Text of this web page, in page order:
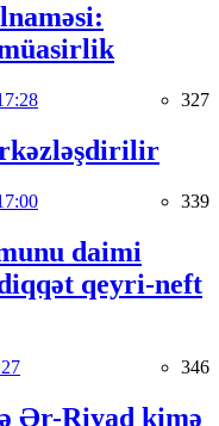
327
339
daimi
qeyri-neft
346
Ər-Riyad kimə